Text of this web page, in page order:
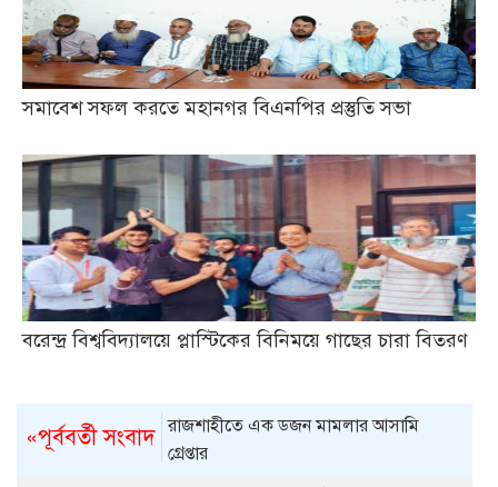
সমাবেশ সফল করতে মহানগর বিএনপির প্রস্তুতি সভা
বরেন্দ্র বিশ্ববিদ্যালয়ে প্লাস্টিকের বিনিময়ে গাছের চারা বিতরণ
«পূর্ববর্তী সংবাদ রাজশাহীতে এক ডজন মামলার আসামি
গ্রেপ্তার